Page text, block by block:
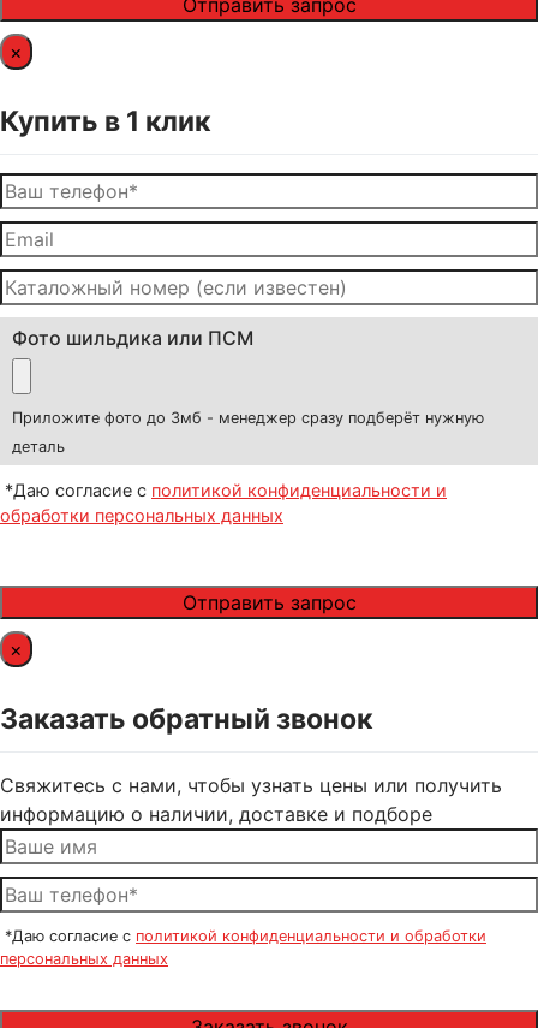
×
Купить в 1 клик
Фото шильдика или ПСМ
Приложите фото до 3мб - менеджер сразу подберёт нужную
деталь
*Даю согласие с политикой конфиденциальности и
обработки персональных данных
×
Заказать обратный звонок
Свяжитесь с нами, чтобы узнать цены или получить
информацию о наличии, доставке и подборе
*Даю согласие с политикой конфиденциальности и обработки
персональных данных